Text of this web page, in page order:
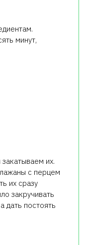
минут,
их.
с перцем
их сразу
закручивать
дать постоять